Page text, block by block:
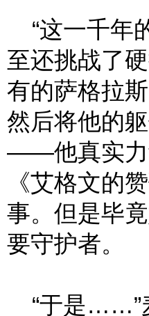
“这一千年
至还挑战了
有的萨格拉
然后将他的
——他真实力
《艾格文的
事。但是毕
要守护者。
“于是……”